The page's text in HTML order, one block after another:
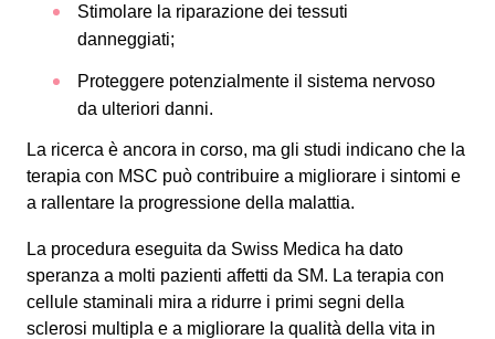
Stimolare la riparazione dei tessuti
danneggiati;
Proteggere potenzialmente il sistema nervoso
da ulteriori danni.
La ricerca è ancora in corso, ma gli studi indicano che la
terapia con MSC può contribuire a migliorare i sintomi e
a rallentare la progressione della malattia.
La procedura eseguita da Swiss Medica ha dato
speranza a molti pazienti affetti da SM. La terapia con
cellule staminali mira a ridurre i primi segni della
sclerosi multipla e a migliorare la qualità della vita in